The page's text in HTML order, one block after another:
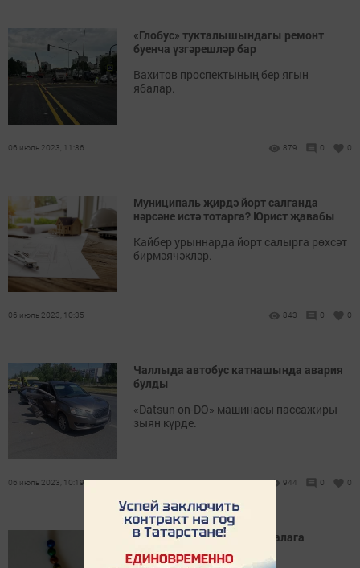
«Глобус» тукталышындагы ремонт
буенча үзгәрешләр бар
Вахитов проспектының бер ягын
ябалар.
06 июль 2023, 11:36 879 0 0
Муниципаль җирдә йорт салганда
нәрсәне истә тотарга? Юрист җавабы
Кайбер урыннарда йорт салырга рөхсәт
бирмәячәкләр.
06 июль 2023, 10:35 843 0 0
Чаллыда автобус катнашында авария
булды
«Datsun on-DO» машинасы пассажиры
зыян күрде.
06 июль 2023, 10:19 944 0 0
Чаллыда магнит йоткан балага
операция ясадылар